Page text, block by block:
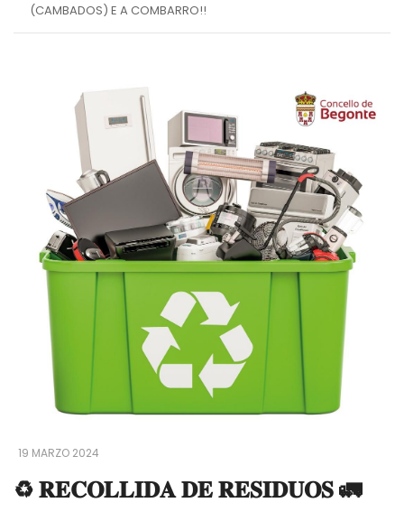
(CAMBADOS) E A COMBARRO!!
19 MARZO 2024
♻️ 𝐑𝐄𝐂𝐎𝐋𝐋𝐈𝐃𝐀 𝐃𝐄 𝐑𝐄𝐒𝐈𝐃𝐔𝐎𝐒 🚛